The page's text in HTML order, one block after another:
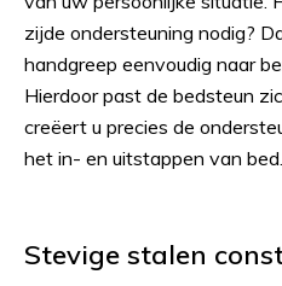
zijde ondersteuning nodig?
handgreep eenvoudig naar
Hierdoor past de bedsteun
creëert u precies de
het in- en uitstappen van bed.
Stevige stalen